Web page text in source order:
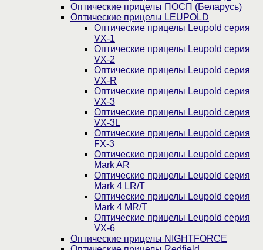
Оптические прицелы ПОСП (Беларусь)
Оптические прицелы LEUPOLD
Оптические прицелы Leupold серия
VX-1
Оптические прицелы Leupold серия
VX-2
Оптические прицелы Leupold серия
VX-R
Оптические прицелы Leupold серия
VX-3
Оптические прицелы Leupold серия
VX-3L
Оптические прицелы Leupold серия
FX-3
Оптические прицелы Leupold серия
Mark AR
Оптические прицелы Leupold серия
Mark 4 LR/T
Оптические прицелы Leupold серия
Mark 4 MR/T
Оптические прицелы Leupold серия
VX-6
Оптические прицелы NIGHTFORCE